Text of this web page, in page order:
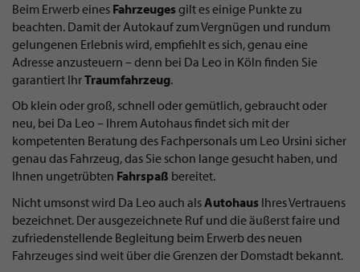
Beim Erwerb eines Fahrzeugesgilt es einige Punkte zu
beachten. Damit der Autokauf zum Vergnügen und rundum
gelungenen Erlebnis wird, empfiehlt es sich, genau eine
Adresse anzusteuern – denn bei Da Leo in Köln finden Sie
garantiert IhrTraumfahrzeug.
Ob klein oder groß, schnell oder gemütlich, gebraucht oder
neu, bei Da Leo – Ihrem Autohaus findet sich mit der
kompetenten Beratung des Fachpersonals um Leo Ursini sicher
genau das Fahrzeug, das Sie schon lange gesucht haben, und
Ihnen ungetrübten Fahrspaß bereitet.
Nicht umsonst wird Da Leo auch alsAutohaus Ihres Vertrauens
bezeichnet. Der ausgezeichnete Ruf und die äußerst faire und
zufriedenstellende Begleitung beim Erwerb des neuen
Fahrzeuges sind weit über die Grenzen der Domstadt bekannt.